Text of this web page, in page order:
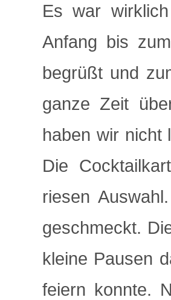
Es war
Anfang bis
begrüßt und
ganze Zeit
haben wir nicht
Die
riesen
geschmeckt.
kleine Pausen
feiern konnte.